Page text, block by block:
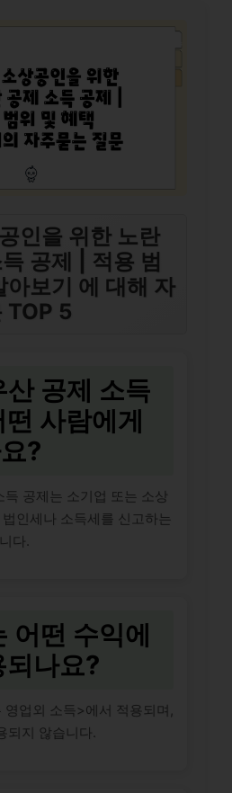
인을 위한 노란
공제 | 적용 범
아보기 에 대해 자
TOP 5
산 공제 소득
사람에게
?
공제는 소기업 또는 소상
인세나 소득세를 신고하는
다.
어떤 수익에
나요?
영업외 소득>에서 적용되며,
되지 않습니다.